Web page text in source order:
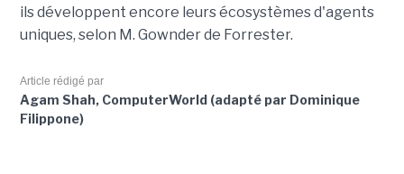
ils développent encore leurs écosystèmes d'agents
uniques, selon M. Gownder de Forrester.
Article rédigé par
Agam Shah, ComputerWorld (adapté par Dominique
Filippone)